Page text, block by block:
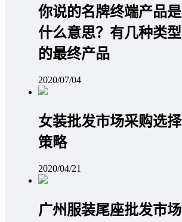
你说的名牌终端产品是
什么意思？有几种类型
的最终产品
2020/07/04
女装批发市场采购选择
策略
2020/04/21
广州服装尾座批发市场